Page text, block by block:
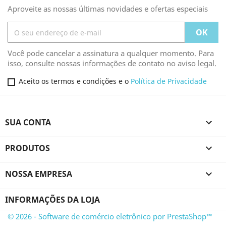
Aproveite as nossas últimas novidades e ofertas especiais
Você pode cancelar a assinatura a qualquer momento. Para
isso, consulte nossas informações de contato no aviso legal.
Aceito os termos e condições e o Política de Privacidade
SUA CONTA 
PRODUTOS 
NOSSA EMPRESA 
INFORMAÇÕES DA LOJA
© 2026 - Software de comércio eletrônico por PrestaShop™